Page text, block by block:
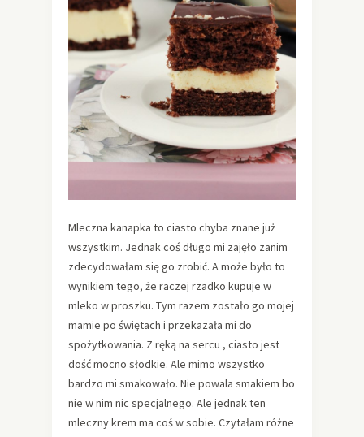
Mleczna kanapka to ciasto chyba znane już
wszystkim. Jednak coś długo mi zajęło zanim
zdecydowałam się go zrobić. A może było to
wynikiem tego, że raczej rzadko kupuje w
mleko w proszku. Tym razem zostało go mojej
mamie po świętach i przekazała mi do
spożytkowania. Z ręką na sercu , ciasto jest
dość mocno słodkie. Ale mimo wszystko
bardzo mi smakowało. Nie powala smakiem bo
nie w nim nic specjalnego. Ale jednak ten
mleczny krem ma coś w sobie. Czytałam różne